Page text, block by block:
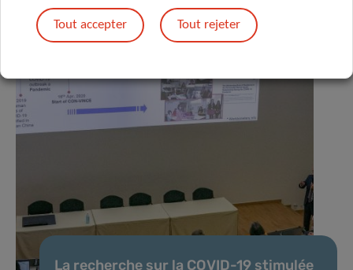
La recherche sur la COVID-19 stimulée
Tout accepter Tout rejeter